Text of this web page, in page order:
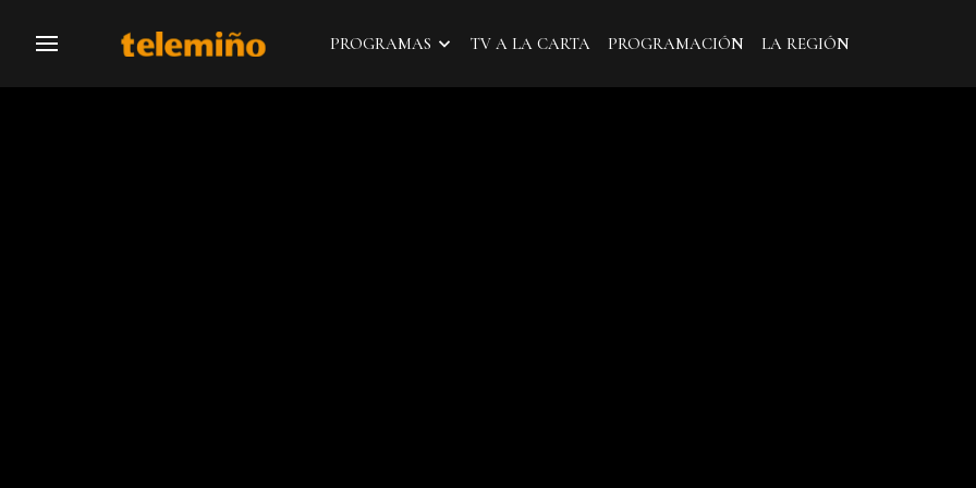
Navegación PROGRAMAS TV A LA CARTA PROGRAMACIÓN LA REGIÓN